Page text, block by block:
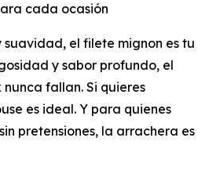
cada ocasión
suavidad, el filete mignon es tu
y sabor profundo, el
fallan. Si quieres
es ideal. Y para quienes
pretensiones, la arrachera es